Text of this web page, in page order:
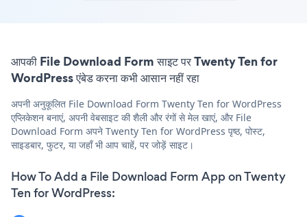
आपकी File Download Form साइट पर Twenty Ten for
WordPress एंबेड करना कभी आसान नहीं रहा
अपनी अनुकूलित File Download Form Twenty Ten for WordPress
एप्लिकेशन बनाएं, अपनी वेबसाइट की शैली और रंगों से मेल खाएं, और File
Download Form अपने Twenty Ten for WordPress पृष्ठ, पोस्ट,
साइडबार, फुटर, या जहाँ भी आप चाहें, पर जोड़ें साइट।
How To Add a File Download Form App on Twenty
Ten for WordPress: